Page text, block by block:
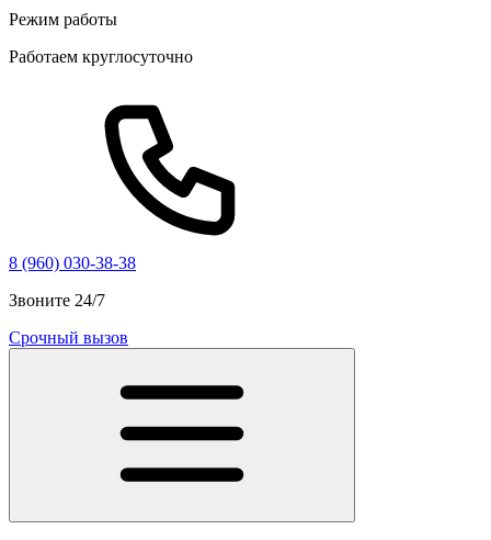
Режим работы
Работаем круглосуточно
8 (960) 030-38-38
Звоните 24/7
Срочный вызов